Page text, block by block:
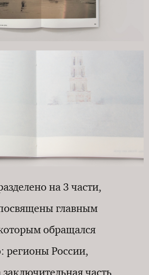
на 3 части,
главным
обращался
регионы России,